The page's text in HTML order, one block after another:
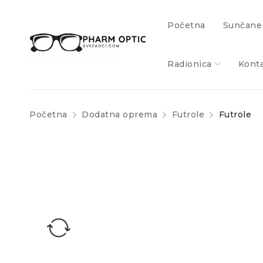
Početna
Radionica
Početna Dodatna oprema Futrole Futrole